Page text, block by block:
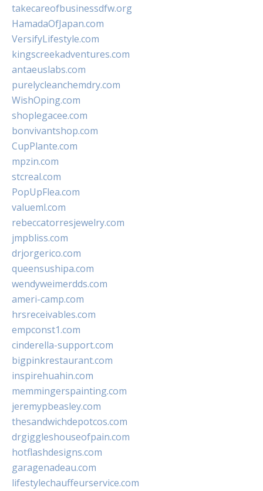
takecareofbusinessdfw.org
HamadaOfJapan.com
VersifyLifestyle.com
kingscreekadventures.com
antaeuslabs.com
purelycleanchemdry.com
WishOping.com
shoplegacee.com
bonvivantshop.com
CupPlante.com
mpzin.com
stcreal.com
PopUpFlea.com
valueml.com
rebeccatorresjewelry.com
jmpbliss.com
drjorgerico.com
queensushipa.com
wendyweimerdds.com
ameri-camp.com
hrsreceivables.com
empconst1.com
cinderella-support.com
bigpinkrestaurant.com
inspirehuahin.com
memmingerspainting.com
jeremypbeasley.com
thesandwichdepotcos.com
drgiggleshouseofpain.com
hotflashdesigns.com
garagenadeau.com
lifestylechauffeurservice.com